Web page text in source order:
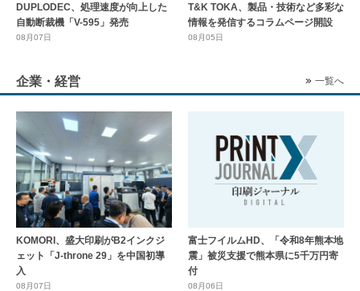
DUPLODEC、処理速度が向上した
自動断裁機「V-595」発売
08月07日
T&K TOKA、製品・技術など多彩な
情報を発信するコラムページ開設
08月05日
企業・経営 一覧へ
KOMORI、盛大印刷がB2インクジ
ェット「J-throne 29」を中国初導
入
08月07日
富士フイルムHD、「令和8年熊本地
震」被災支援で熊本県に5千万円寄
付
08月06日